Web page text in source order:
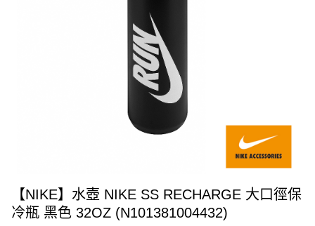
【NIKE】水壺 NIKE SS RECHARGE 大口徑保
冷瓶 黑色 32OZ (N101381004432)